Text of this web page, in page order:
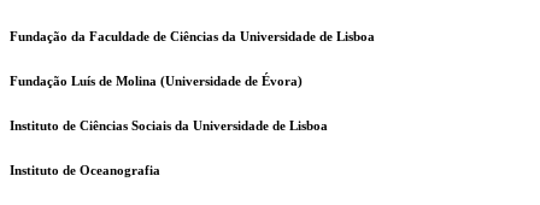
Fundação da Faculdade de Ciências da Universidade de Lisboa
Fundação Luís de Molina (Universidade de Évora)
Instituto de Ciências Sociais da Universidade de Lisboa
Instituto de Oceanografia